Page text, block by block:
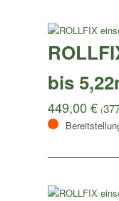
bis
449,00€ (